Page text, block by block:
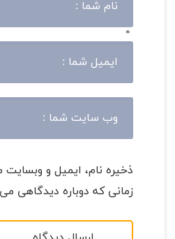
*
ذخیره نام، ایمیل و وبسایت
زمانی که دوباره دیدگاهی